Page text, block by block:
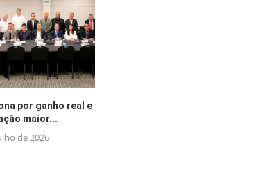
por ganho real e
maior...
de 2026